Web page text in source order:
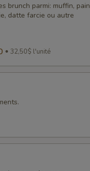
brunch parmi: muffin, pain
datte farcie ou autre
32,50$ l'unité